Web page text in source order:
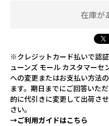
在庫が
※クレジットカード払いで認
ューンズ モール カスタマー
への変更またはお支払い方法
ます。期日までにご回答いた
的に代引きに変更して出荷さ
さい。
→ご利用ガイドはこちら